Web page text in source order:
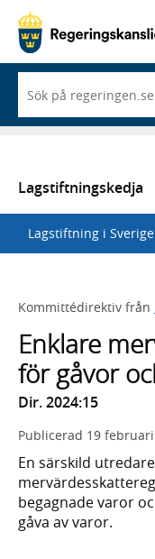
du
börjar
skriva
en
lista
med
sökförslag
Lagstiftningskedja
Lagstiftning i Sverige
Kommittédirektiv från
Enklare
för gåvor
Dir. 2024:15
Publicerad 19
En särskild
begagnade varor
gåva av varor.